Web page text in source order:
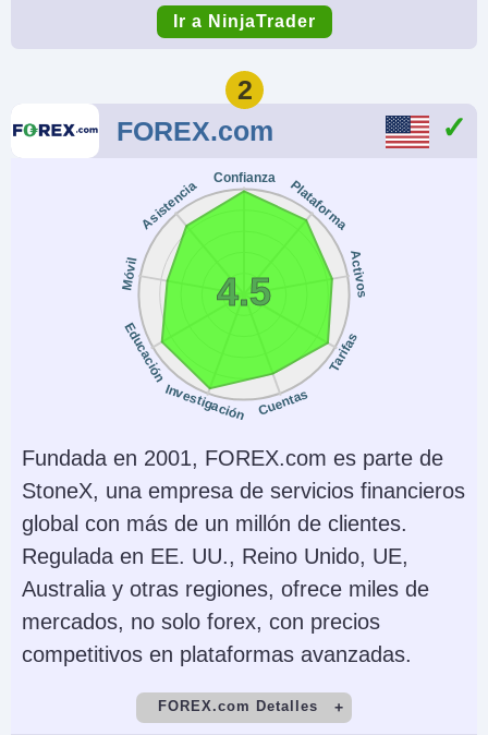
Cuenta Demo Depósito Mínimo
$0 (live trades must
meet intraday margin
to trade micro
Comercio Mínimo
0.01 Lots
Apalancamiento
$50 intraday margins
for Micro contracts
and $500 for popular
E-mini contracts
Copy Trading
NFA, CFTC, CySEC
Instrumentos
Futuros, Forex,
Acciones, Opciones,
Materias Primas,
Futuros, Cripto (no
futuros depende del
proveedor)
Plataformas
NinjaTrader Desktop,
Web & Mobile, eSignal
Monedas de cuenta
USD, EUR, GBP, CAD,
Trading Automatizado
NinjaScript or via
Ir a NinjaTrader
2
FOREX.com
Confianza Plataforma
Activos
Tarifas
Cuentas
Investigación
Educación
Móvil
Asistencia
4.5
Fundada en 2001, FOREX.com es parte de
StoneX, una empresa de servicios financieros
global con más de un millón de clientes.
Regulada en EE. UU., Reino Unido, UE,
Australia y otras regiones, ofrece miles de
mercados, no solo forex, con precios
competitivos en plataformas avanzadas.
FOREX.com Detalles